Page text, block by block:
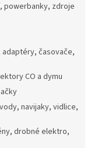
powerbanky, zdroje
časovače,
CO a dymu
navijaky, vidlice,
drobné elektro,